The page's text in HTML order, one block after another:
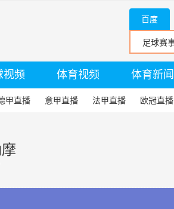
百度
视频 体育视频 体育新闻
甲直播 意甲直播 法甲直播 欧冠直播